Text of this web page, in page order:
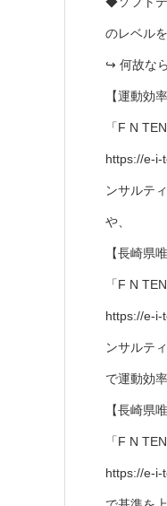
のレベル
↪︎ 何故なら
【運動効
「F N
https://e-i-
ンサルテ
や、
【長崎県
「F N
https://e-i-
ンサルテ
で運動効
【長崎県
「F N
https://e-i-